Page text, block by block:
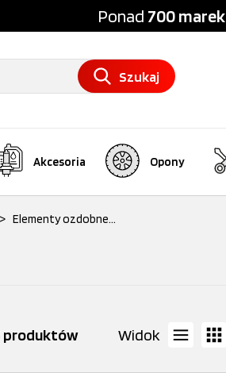
Ponad 700 marek
Szukaj
Akcesoria Opony
> Elementy ozdobne...
produktów Widok